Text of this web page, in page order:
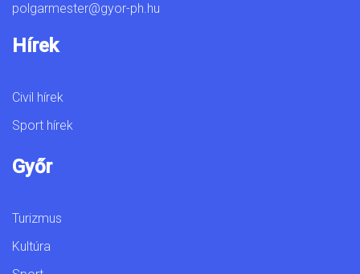
polgarmester@gyor-ph.hu
Hírek
Civil hírek
Sport hírek
Győr
Turizmus
Kultúra